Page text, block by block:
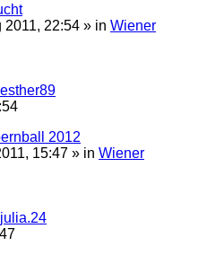
2011, 22:54 » in Wiener
esther89
2012
15:47 » in Wiener
julia.24